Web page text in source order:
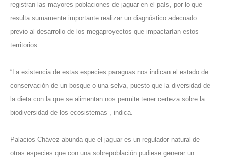
registran las mayores poblaciones de jaguar en el país, por lo que
resulta sumamente importante realizar un diagnóstico adecuado
previo al desarrollo de los megaproyectos que impactarían estos
territorios.
“La existencia de estas especies paraguas nos indican el estado de
conservación de un bosque o una selva, puesto que la diversidad de
la dieta con la que se alimentan nos permite tener certeza sobre la
biodiversidad de los ecosistemas”, indica.
Palacios Chávez abunda que el jaguar es un regulador natural de
otras especies que con una sobrepoblación pudiese generar un